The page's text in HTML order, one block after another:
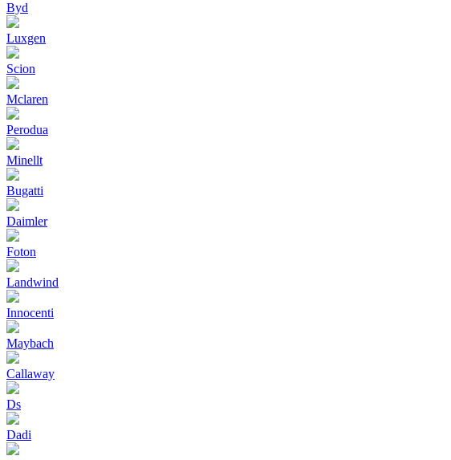
Byd
Luxgen
Scion
Mclaren
Perodua
Minellt
Bugatti
Daimler
Foton
Landwind
Innocenti
Maybach
Callaway
Ds
Dadi